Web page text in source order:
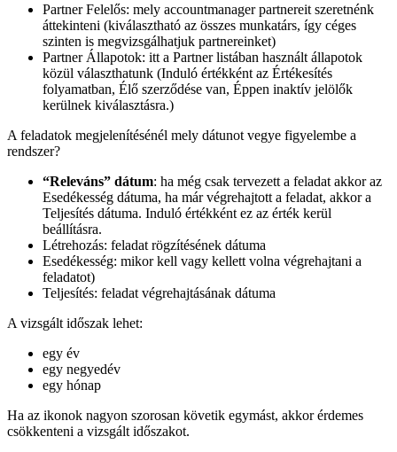
Partner Felelős: mely accountmanager partnereit szeretnénk
áttekinteni (kiválasztható az összes munkatárs, így céges
szinten is megvizsgálhatjuk partnereinket)
Partner Állapotok: itt a Partner listában használt állapotok
közül választhatunk (Induló értékként az Értékesítés
folyamatban, Élő szerződése van, Éppen inaktív jelölők
kerülnek kiválasztásra.)
A feladatok megjelenítésénél mely dátunot vegye figyelembe a
rendszer?
“Releváns” dátum: ha még csak tervezett a feladat akkor az
Esedékesség dátuma, ha már végrehajtott a feladat, akkor a
Teljesítés dátuma. Induló értékként ez az érték kerül
beállításra.
Létrehozás: feladat rögzítésének dátuma
Esedékesség: mikor kell vagy kellett volna végrehajtani a
feladatot)
Teljesítés: feladat végrehajtásának dátuma
A vizsgált időszak lehet:
egy év
egy negyedév
egy hónap
Ha az ikonok nagyon szorosan követik egymást, akkor érdemes
csökkenteni a vizsgált időszakot.